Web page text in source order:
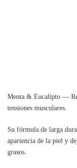
Menta & Eucalipto —
tensiones musculares.
Su fórmula de larga
apariencia de la piel y
grasos.